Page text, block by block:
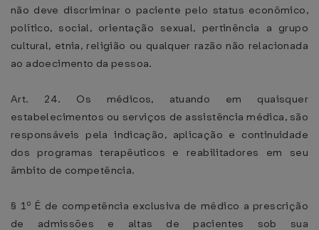
não deve discriminar o paciente pelo status econômico,
político, social, orientação sexual, pertinência a grupo
cultural, etnia, religião ou qualquer razão não relacionada
ao adoecimento da pessoa.
Art. 24. Os médicos, atuando em quaisquer
estabelecimentos ou serviços de assistência médica, são
responsáveis pela indicação, aplicação e continuidade
dos programas terapêuticos e reabilitadores em seu
âmbito de competência.
§ 1º É de competência exclusiva de médico a prescrição
de admissões e altas de pacientes sob sua